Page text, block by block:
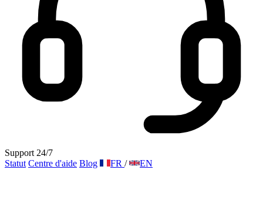
Support 24/7
Statut Centre d'aide Blog FR / EN